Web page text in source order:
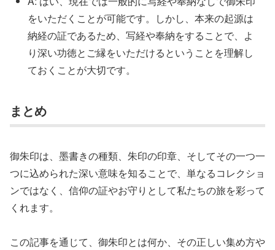
をいただくことが可能です。しかし、本来の起源は
納経の証であるため、写経や奉納をすることで、よ
り深い功徳とご縁をいただけるということを理解し
ておくことが大切です。
まとめ
御朱印は、墨書きの種類、朱印の印章、そしてその一つ一
つに込められた深い意味を知ることで、単なるコレクショ
ンではなく、信仰の証やお守りとして私たちの旅を彩って
くれます。
この記事を通じて、御朱印とは何か、その正しい集め方や